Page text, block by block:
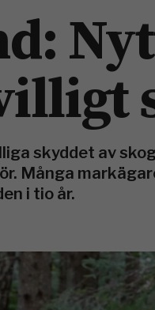
skyddet av
Många
i tio år.